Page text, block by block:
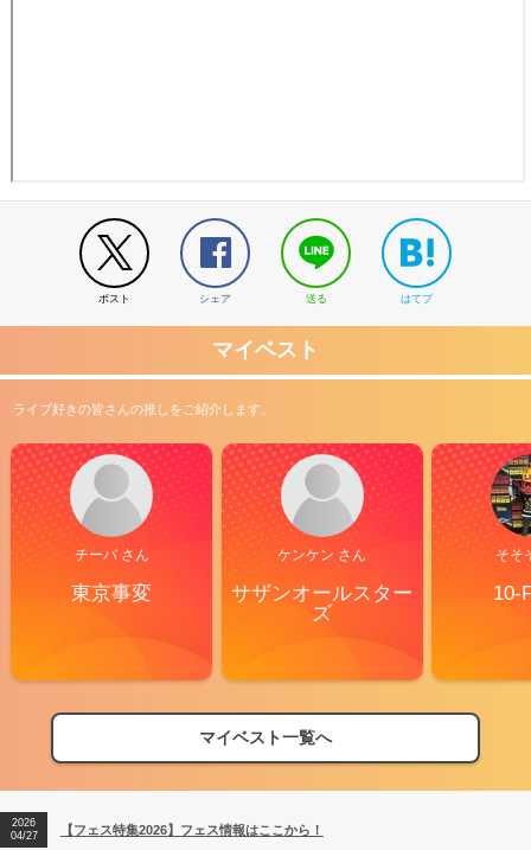
ポスト シェア 送る はてブ
マイベスト
ライブ好きの皆さんの推しをご紹介します。
チーバ さん
東京事変
ケンケン さん
サザンオールスター
ズ
そそ
10-
マイベスト一覧へ
【フェス特集2026】フェス情報はここから！
【ライブ動員ランキング】2026年上半期編発表！
2026
04/27
【フェス特集2026】フェス情報はここから！